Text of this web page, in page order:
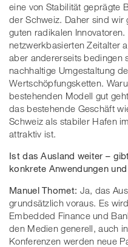
eine von Stabilität geprägte
der Schweiz. Daher sind wir
guten radikalen
netzwerkbasierten Zeitalter
aber andererseits bedingen
nachhaltige Umgestaltung
Wertschöpfungsketten.
bestehenden Modell gut
das bestehende Geschäft
Schweiz als stabiler Hafen
attraktiv ist.
Ist das Ausland weiter –
konkrete Anwendungen
Manuel Thomet: Ja, das
grundsätzlich voraus. Es
Embedded Finance und
den Medien generell, auch
Konferenzen werden neue